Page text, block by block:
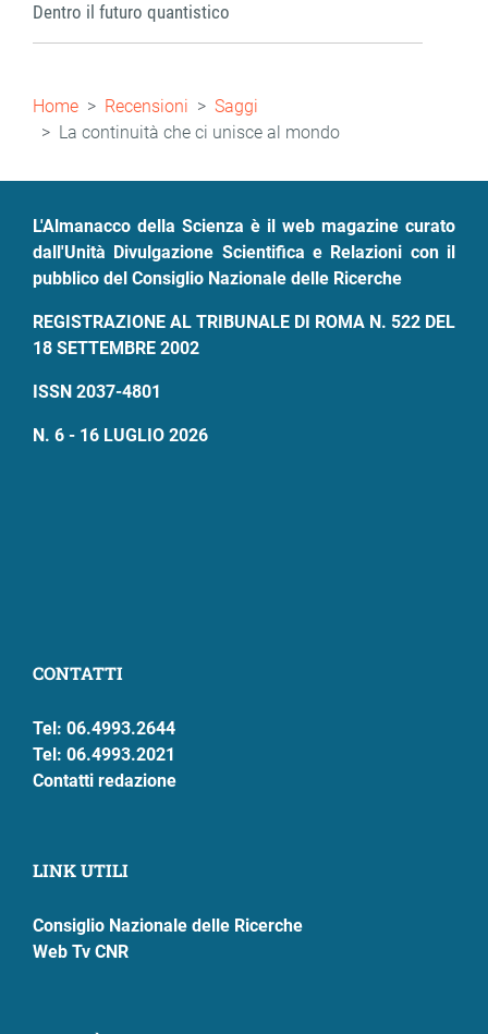
Dentro il futuro quantistico
Briciole
di
pane
Home Recensioni
Saggi
La continuità che ci unisce al mondo
L'Almanacco della Scienza è il web magazine curato
dall'Unità Divulgazione Scientifica e Relazioni con il
pubblico del Consiglio Nazionale delle Ricerche
REGISTRAZIONE AL TRIBUNALE DI ROMA N. 522 DEL
18 SETTEMBRE 2002
ISSN 2037-4801
N. 6 - 16 LUGLIO 2026
CONTATTI
Tel: 06.4993.2644
Tel: 06.4993.2021
Contatti redazione
LINK UTILI
Consiglio Nazionale delle Ricerche
Web Tv CNR